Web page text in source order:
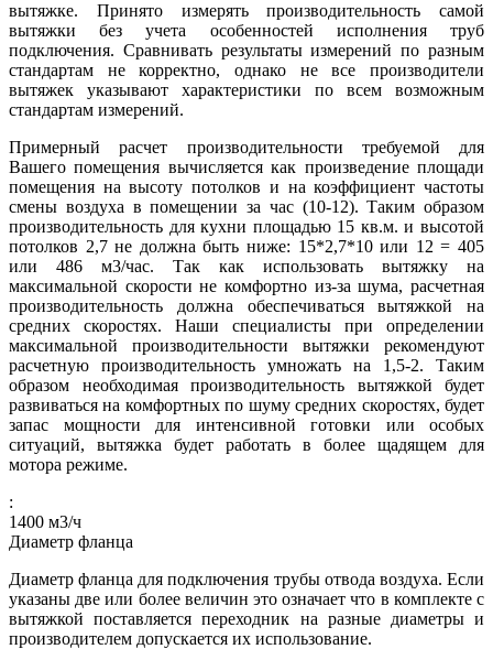
вытяжке. Принято измерять производительность самой
вытяжки без учета особенностей исполнения труб
подключения. Сравнивать результаты измерений по разным
стандартам не корректно, однако не все производители
вытяжек указывают характеристики по всем возможным
стандартам измерений.
Примерный расчет производительности требуемой для
Вашего помещения вычисляется как произведение площади
помещения на высоту потолков и на коэффициент частоты
смены воздуха в помещении за час (10-12). Таким образом
производительность для кухни площадью 15 кв.м. и высотой
потолков 2,7 не должна быть ниже: 15*2,7*10 или 12 = 405
или 486 м3/час. Так как использовать вытяжку на
максимальной скорости не комфортно из-за шума, расчетная
производительность должна обеспечиваться вытяжкой на
средних скоростях. Наши специалисты при определении
максимальной производительности вытяжки рекомендуют
расчетную производительность умножать на 1,5-2. Таким
образом необходимая производительность вытяжкой будет
развиваться на комфортных по шуму средних скоростях, будет
запас мощности для интенсивной готовки или особых
ситуаций, вытяжка будет работать в более щадящем для
мотора режиме.
:
1400 м3/ч
Диаметр фланца
Диаметр фланца для подключения трубы отвода воздуха. Если
указаны две или более величин это означает что в комплекте с
вытяжкой поставляется переходник на разные диаметры и
производителем допускается их использование.